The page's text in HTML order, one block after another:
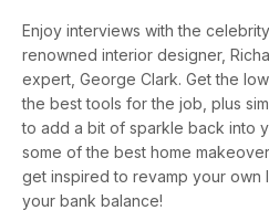
Enjoy interviews with the
renowned interior designer,
expert, George Clark. Get the
the best tools for the job, plus
to add a bit of sparkle back into
some of the best home
get inspired to revamp your own
your bank balance!